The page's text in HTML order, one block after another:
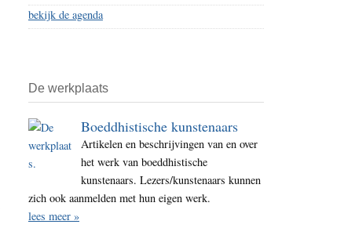
bekijk de agenda
De werkplaats
Boeddhistische kunstenaars
Artikelen en beschrijvingen van en over
het werk van boeddhistische
kunstenaars. Lezers/kunstenaars kunnen
zich ook aanmelden met hun eigen werk.
lees meer »